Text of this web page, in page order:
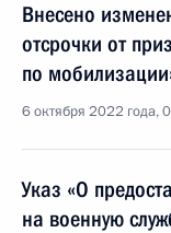
Внесено
отсрочки от
по
6 октября 2022 года,
Указ «О
на военную